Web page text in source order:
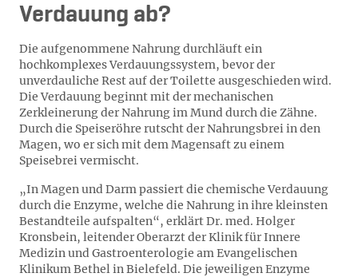
Verdauung ab?
Die aufgenommene Nahrung durchläuft ein
hochkomplexes Verdauungssystem, bevor der
unverdauliche Rest auf der Toilette ausgeschieden wird.
Die Verdauung beginnt mit der mechanischen
Zerkleinerung der Nahrung im Mund durch die Zähne.
Durch die Speiseröhre rutscht der Nahrungsbrei in den
Magen, wo er sich mit dem Magensaft zu einem
Speisebrei vermischt.
„In Magen und Darm passiert die chemische Verdauung
durch die Enzyme, welche die Nahrung in ihre kleinsten
Bestandteile aufspalten“, erklärt Dr. med. Holger
Kronsbein, leitender Oberarzt der Klinik für Innere
Medizin und Gastroenterologie am Evangelischen
Klinikum Bethel in Bielefeld. Die jeweiligen Enzyme